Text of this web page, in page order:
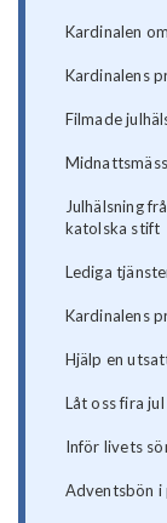
Kardinalen
Kardinalens
Filmade
Julhälsning
katolska stift
Lediga
Kardinalens
Hjälp en
Låt oss fira
Inför livets
Adventsbön i